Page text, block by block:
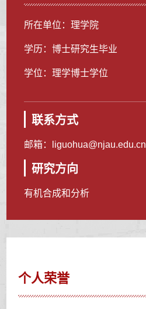
所在单位：理学院
学历：博士研究生毕业
学位：理学博士学位
联系方式
邮箱： liguohua@njau.edu.cn
研究方向
有机合成和分析
个人荣誉